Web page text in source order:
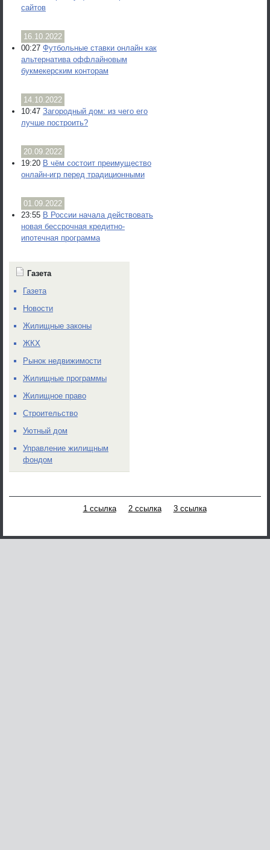
сайтов
16.10.2022
00:27 Футбольные ставки онлайн как
альтернатива оффлайновым
букмекерским конторам
14.10.2022
10:47 Загородный дом: из чего его
лучше построить?
20.09.2022
19:20 В чём состоит преимущество
онлайн-игр перед традиционными
01.09.2022
23:55 В России начала действовать
новая бессрочная кредитно-
ипотечная программа
Газета
Газета
Новости
Жилищные законы
ЖКХ
Рынок недвижимости
Жилищные программы
Жилищное право
Строительство
Уютный дом
Управление жилищным
фондом
1 ссылка 2 ссылка 3 ссылка